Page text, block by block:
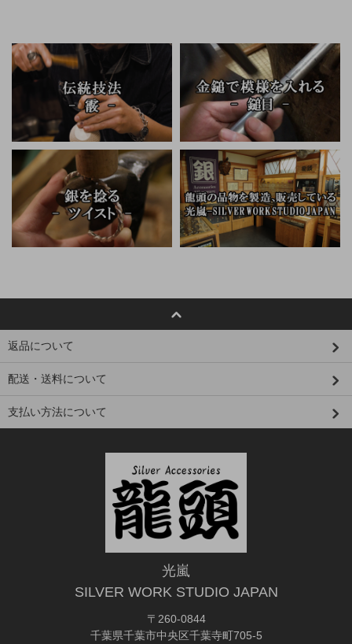
返品について
配送・送料について
支払い方法について
光嵐
SILVER WORK STUDIO JAPAN
〒260-0844
千葉県千葉市中央区千葉寺町705-5